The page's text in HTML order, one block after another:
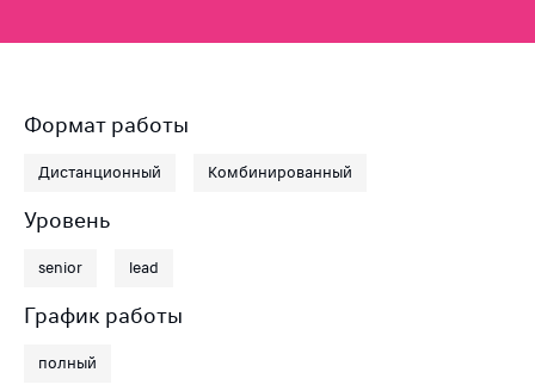
Формат работы
Дистанционный Комбинированный
Уровень
senior lead
График работы
полный